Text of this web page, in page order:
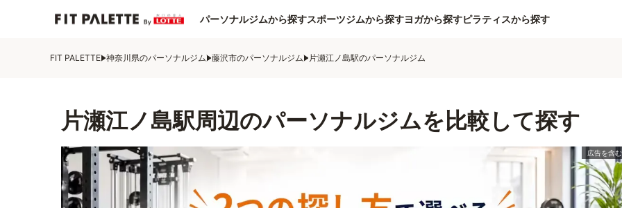
パーソナルジムから探すスポーツジムから探すヨガから探すピラティスから探す
FIT PALETTE 神奈川県のパーソナルジム 藤沢市のパーソナルジム 片瀬江ノ島駅のパーソナルジム
片瀬江ノ島駅周辺のパーソナルジムを比較して探す